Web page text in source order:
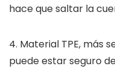
hace que saltar la
4. Material TPE, más
puede estar seguro